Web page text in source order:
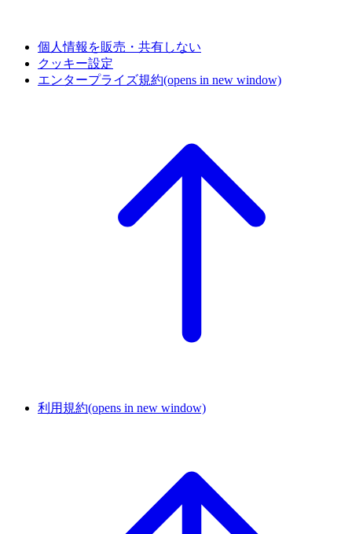
個人情報を販売・共有しない
クッキー設定
エンタープライズ規約(opens in new window)
利用規約(opens in new window)